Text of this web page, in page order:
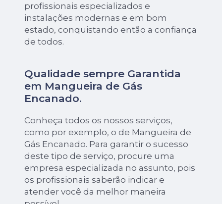
profissionais especializados e
instalações modernas e em bom
estado, conquistando então a confiança
de todos.
Qualidade sempre Garantida
em Mangueira de Gás
Encanado.
Conheça todos os nossos serviços,
como por exemplo, o de Mangueira de
Gás Encanado. Para garantir o sucesso
deste tipo de serviço, procure uma
empresa especializada no assunto, pois
os profissionais saberão indicar e
atender você da melhor maneira